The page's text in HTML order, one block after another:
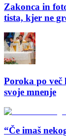
Zakonca in
tista, kjer ne
Poroka po več
svoje mnenje
“Če imaš